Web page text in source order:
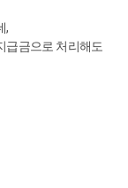
,
급금으로 처리해도